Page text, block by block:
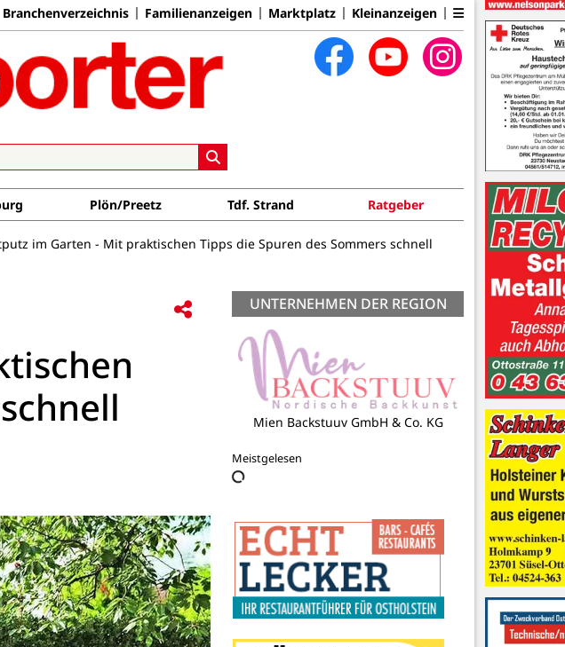
Branchenverzeichnis Familienanzeigen Marktplatz Kleinanzeigen
Plön/Preetz Tdf. Strand Ratgeber
im Garten - Mit praktischen Tipps die Spuren des Sommers schnell
UNTERNEHMEN DER REGION
Beistand am Lebensende e.V.
Meistgelesen